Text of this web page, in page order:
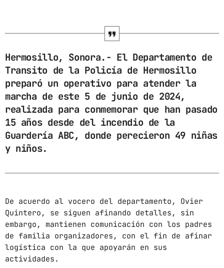
febrero 2025
enero 2025
diciembre 2024
noviembre 2024
octubre 2024
julio 2024
junio 2024
mayo 2024
abril 2024
Hermosillo, Sonora.- El Departamento de
Transito de la Policía de Hermosillo
preparó un operativo para atender la
marcha de este 5 de junio de 2024,
realizada para conmemorar que han pasado
15 años desde del incendio de la
Guardería ABC, donde perecieron 49 niñas
y niños.
De acuerdo al vocero del departamento, Ovier
Quintero, se siguen afinando detalles, sin
embargo, mantienen comunicación con los padres
de familia organizadores, con el fin de afinar
logística con la que apoyarán en sus
actividades.